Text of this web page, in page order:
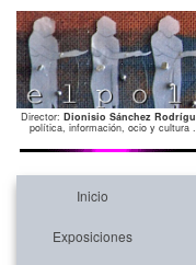
Director: Dionisio Sánchez
política, información, ocio y cultura
Inicio
Exposiciones